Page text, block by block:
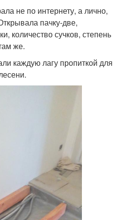
не по интернету, а лично,
пачку-две,
количество сучков, степень
же.
лагу пропиткой для